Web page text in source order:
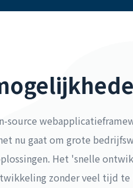
source
nu gaat om grote
Het 'snelle
zonder veel tijd